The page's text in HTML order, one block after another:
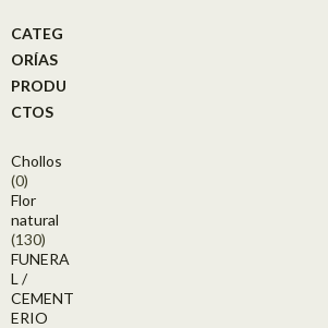
CATEG
ORÍAS
PRODU
CTOS
Chollos
(0)
Flor
natural
(130)
FUNERA
L /
CEMENT
ERIO